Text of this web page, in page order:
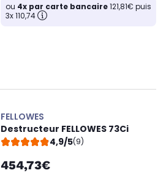
ou 4x par carte bancaire121,81€ puis
3x 110,74
FELLOWES
Destructeur FELLOWES 73Ci
4,9/5(9)
454,73€